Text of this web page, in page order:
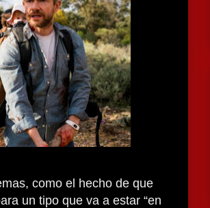
como el hecho de que
un tipo que va a estar “en